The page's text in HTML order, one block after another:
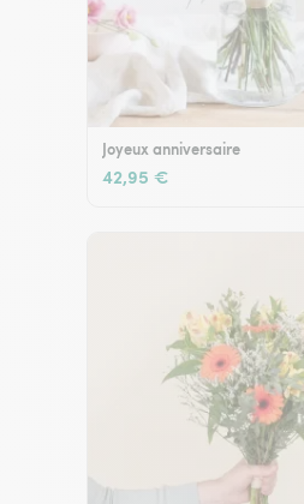
Joyeux anniversaire
42,95 €